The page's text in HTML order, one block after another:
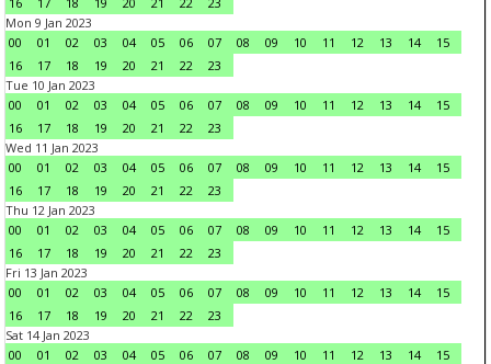
Mon 9 Jan 2023
00
01 02 03 04 05 06 07 08 09 10 11 12 13 14
15
16
17 18 19 20 21 22
23
Tue 10 Jan 2023
00
01 02 03 04 05 06 07 08 09 10 11 12 13 14
15
16
17 18 19 20 21 22
23
Wed 11 Jan 2023
00
01 02 03 04 05 06 07 08 09 10 11 12 13 14
15
16
17 18 19 20 21 22
23
Thu 12 Jan 2023
00
01 02 03 04 05 06 07 08 09 10 11 12 13 14
15
16
17 18 19 20 21 22
23
Fri 13 Jan 2023
00
01 02 03 04 05 06 07 08 09 10 11 12 13 14
15
16
17 18 19 20 21 22
23
Sat 14 Jan 2023
00
01 02 03 04 05 06 07 08 09 10 11 12 13 14
15